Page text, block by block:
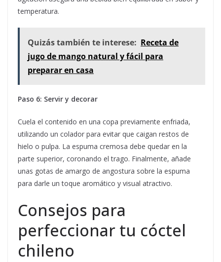
temperatura.
Quizás también te interese: Receta de
jugo de mango natural y fácil para
preparar en casa
Paso 6: Servir y decorar
Cuela el contenido en una copa previamente enfriada,
utilizando un colador para evitar que caigan restos de
hielo o pulpa. La espuma cremosa debe quedar en la
parte superior, coronando el trago. Finalmente, añade
unas gotas de amargo de angostura sobre la espuma
para darle un toque aromático y visual atractivo.
Consejos para
perfeccionar tu cóctel
chileno